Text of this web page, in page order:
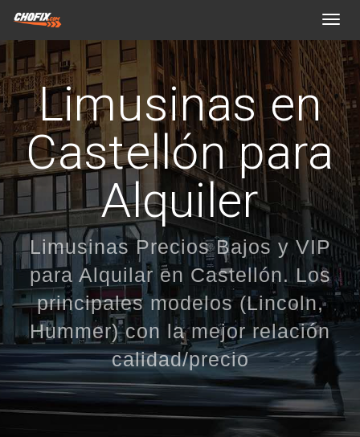
Limusinas en
Castellón para
Alquiler
Limusinas Precios Bajos y VIP
para Alquilar en Castellón. Los
principales modelos (Lincoln,
Hummer) con la mejor relación
calidad/precio